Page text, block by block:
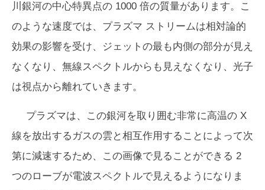
川銀河の中心特異点の 1000 倍の質量があります。こ
のような速度では、プラズマ ストリームは相対論的
効果の影響を受け、ジェットの最も内側の部分が見え
なくなり、無線スペクトルからも見えなくなり、光子
は視点から離れていきます。
プラズマは、この銀河を取り囲む非常に高温の X
線を放出するガスの雲と相互作用することによって次
第に減速するため、この画像で見ることができる 2
つのローブが電波スペクトルで見えるようになりま